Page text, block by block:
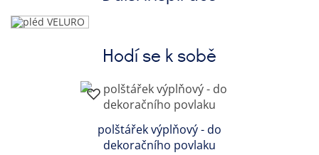
Hodí se k sobě
polštářek výplňový - do
dekoračního povlaku